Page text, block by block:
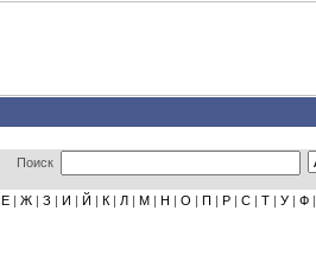
Поиск
Е| Ж| З | И | Й | К| Л| М| Н | О | П | Р| С| Т| У| Ф|